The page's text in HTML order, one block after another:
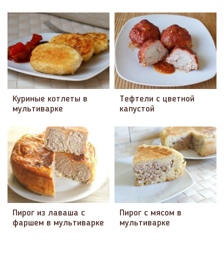
Куриные котлеты в
мультиварке
Тефтели с цветной
капустой
Пирог из лаваша с
фаршем в мультиварке
Пирог с мясом в
мультиварке